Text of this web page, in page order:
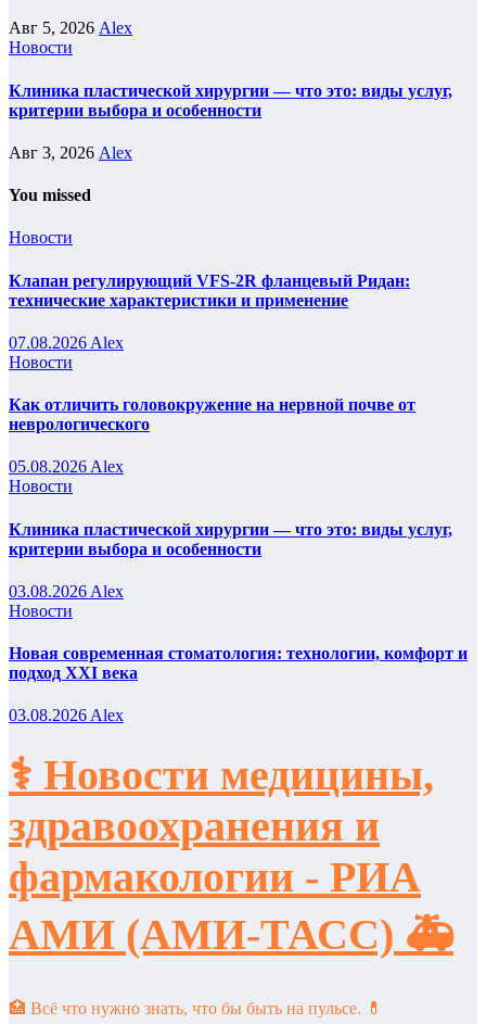
Авг 5, 2026 Alex
Новости
Клиника пластической хирургии — что это: виды услуг,
критерии выбора и особенности
Авг 3, 2026 Alex
You missed
Новости
Клапан регулирующий VFS-2R фланцевый Ридан:
технические характеристики и применение
07.08.2026 Alex
Новости
Как отличить головокружение на нервной почве от
неврологического
05.08.2026 Alex
Новости
Клиника пластической хирургии — что это: виды услуг,
критерии выбора и особенности
03.08.2026 Alex
Новости
Новая современная стоматология: технологии, комфорт и
подход XXI века
03.08.2026Alex
⚕️ Новости медицины,
здравоохранения и
фармакологии - РИА
АМИ (АМИ-ТАСС) 🚑
🏥 Всё что нужно знать, что бы быть на пульсе. 💊